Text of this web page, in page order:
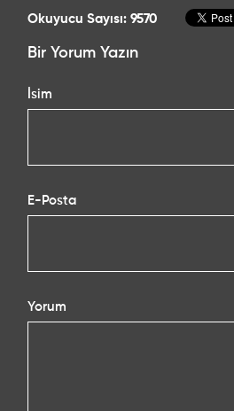
Okuyucu Sayısı: 9570
Bir Yorum Yazın
İsim
E-Posta
Yorum